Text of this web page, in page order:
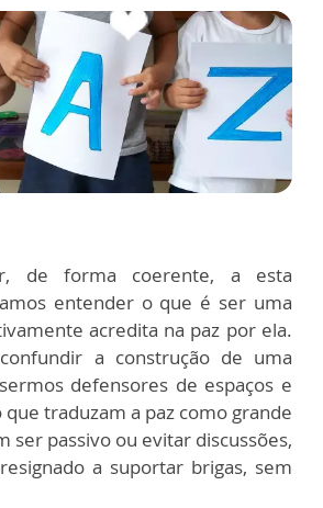
de forma coerente, a esta
entender o que é ser uma
acredita na paz por ela.
a construção de uma
defensores de espaços e
traduzam a paz como grande
ser passivo ou evitar discussões,
a suportar brigas, sem